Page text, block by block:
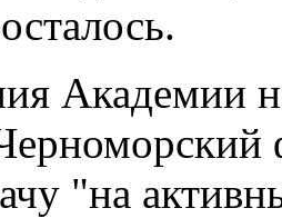
Академии
"на